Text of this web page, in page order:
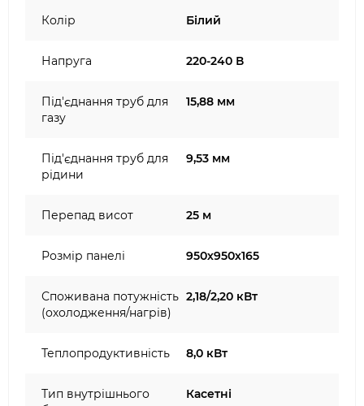
Колір Білий
Напруга 220-240 В
Під'єднання труб для
газу
15,88 мм
Під'єднання труб для
рідини
9,53 мм
Перепад висот 25 м
Розмір панелі 950х950х165
Споживана потужність
(охолодження/нагрів)
2,18/2,20 кВт
Теплопродуктивність 8,0 кВт
Тип внутрішнього
Касетні